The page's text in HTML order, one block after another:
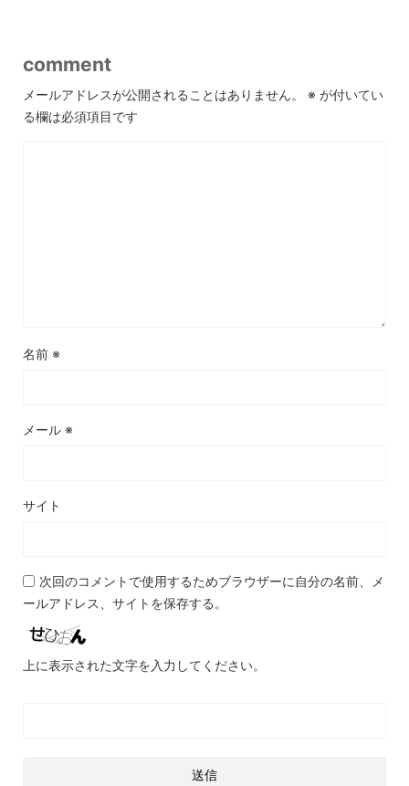
comment
メールアドレスが公開されることはありません。 ※ が付いてい
る欄は必須項目です
名前 ※
メール ※
サイト
次回のコメントで使用するためブラウザーに自分の名前、メ
ールアドレス、サイトを保存する。
上に表示された文字を入力してください。